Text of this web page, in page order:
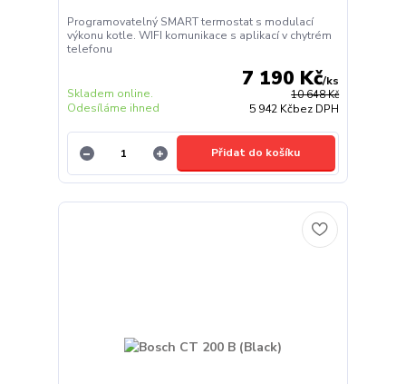
Programovatelný SMART termostat s modulací
výkonu kotle. WIFI komunikace s aplikací v chytrém
telefonu
10 648 Kč
7 190 Kč/ks
5 942 Kčbez DPH
Skladem online.
Odesíláme ihned
Přidat do košíku